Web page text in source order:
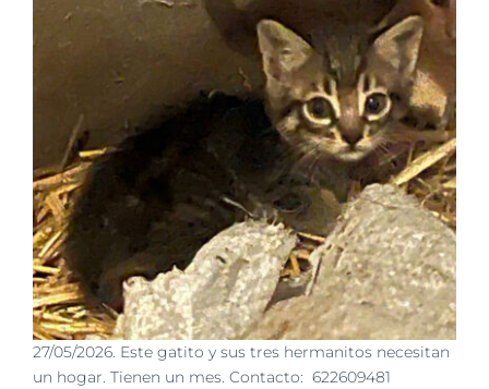
27/05/2026. Este gatito y sus tres hermanitos necesitan
un hogar. Tienen un mes. Contacto: 622609481